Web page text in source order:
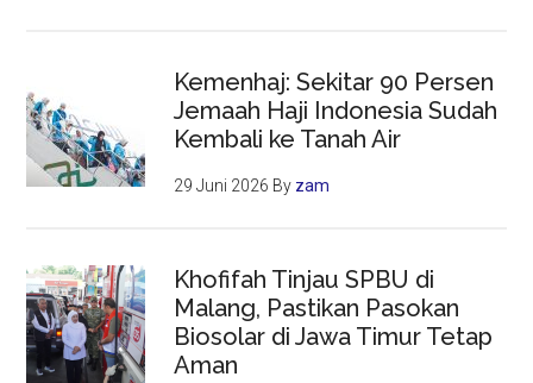
Kemenhaj: Sekitar 90 Persen
Jemaah Haji Indonesia Sudah
Kembali ke Tanah Air
29 Juni 2026 By zam
Khofifah Tinjau SPBU di
Malang, Pastikan Pasokan
Biosolar di Jawa Timur Tetap
Aman